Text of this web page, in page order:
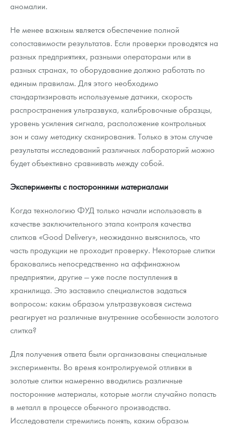
аномалии.
Не менее важным является обеспечение полной
сопоставимости результатов. Если проверки проводятся на
разных предприятиях, разными операторами или в
разных странах, то оборудование должно работать по
единым правилам. Для этого необходимо
стандартизировать используемые датчики, скорость
распространения ультразвука, калибровочные образцы,
уровень усиления сигнала, расположение контрольных
зон и саму методику сканирования. Только в этом случае
результаты исследований различных лабораторий можно
будет объективно сравнивать между собой.
Эксперименты с посторонними материалами
Когда технологию ФУД только начали использовать в
качестве заключительного этапа контроля качества
слитков «Good Delivery», неожиданно выяснилось, что
часть продукции не проходит проверку. Некоторые слитки
браковались непосредственно на аффинажном
предприятии, другие — уже после поступления в
хранилища. Это заставило специалистов задаться
вопросом: каким образом ультразвуковая система
реагирует на различные внутренние особенности золотого
слитка?
Для получения ответа были организованы специальные
эксперименты. Во время контролируемой отливки в
золотые слитки намеренно вводились различные
посторонние материалы, которые могли случайно попасть
в металл в процессе обычного производства.
Исследователи стремились понять, каким образом